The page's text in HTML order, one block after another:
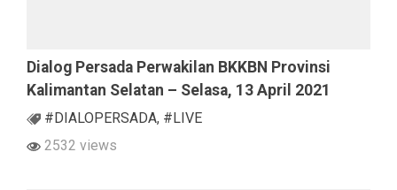
Dialog Persada Perwakilan BKKBN Provinsi
Kalimantan Selatan – Selasa, 13 April 2021
#DIALOPERSADA, #LIVE
2532 views